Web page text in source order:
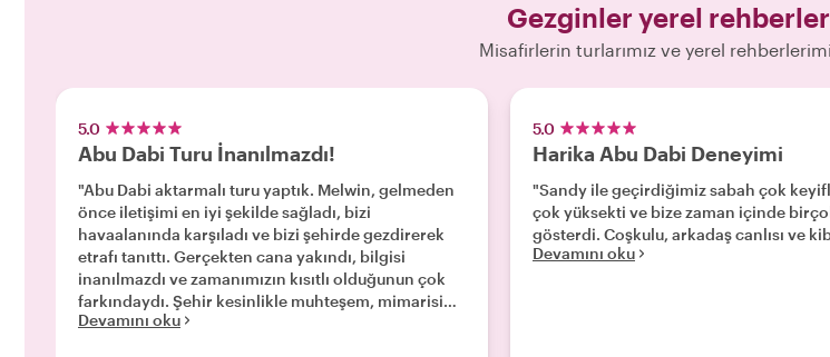
Gezginler yerel
Misafirlerin turlarımız ve yerel
5.0
Abu Dabi Turu İnanılmazdı!
"Abu Dabi aktarmalı turu yaptık. Melwin, gelmeden
önce iletişimi en iyi şekilde sağladı, bizi
havaalanında karşıladı ve bizi şehirde gezdirerek
etrafı tanıttı. Gerçekten cana yakındı, bilgisi
inanılmazdı ve zamanımızın kısıtlı olduğunun çok
farkındaydı. Şehir kesinlikle muhteşem, mimarisi
büyüleyici ve her şey çok güvenli ve temizdi. Bu turu
Devamını oku
5.0
Harika Abu Dabi Deneyimi
"Sandy ile geçirdiğimiz sabah çok
çok yüksekti ve bize zaman içinde
gösterdi. Coşkulu, arkadaş canlısı ve
Devamını oku